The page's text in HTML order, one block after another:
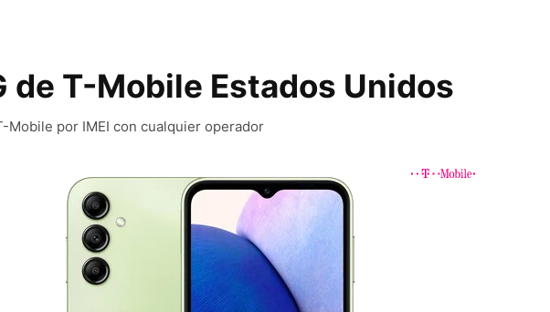
de T-Mobile Estados Unidos
Mobile por IMEI con cualquier operador